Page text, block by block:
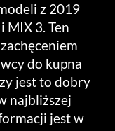
z 2019
MIX 3. Ten
do kupna
jest to dobry
najbliższej
jest w